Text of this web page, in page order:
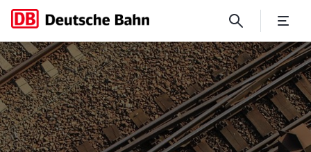
Informationen für Planer